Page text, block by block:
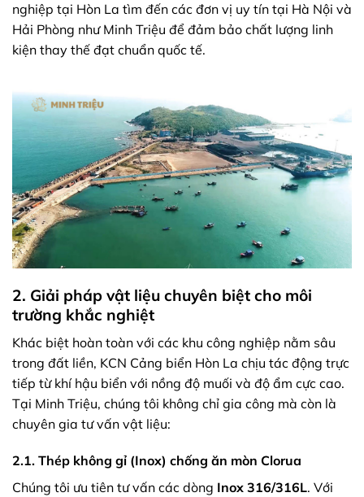
nghiệp tại Hòn La tìm đến các đơn vị uy tín tại Hà Nội và
Hải Phòng như Minh Triệu để đảm bảo chất lượng linh
kiện thay thế đạt chuẩn quốc tế.
2. Giải pháp vật liệu chuyên biệt cho môi
trường khắc nghiệt
Khác biệt hoàn toàn với các khu công nghiệp nằm sâu
trong đất liền, KCN Cảng biển Hòn La chịu tác động trực
tiếp từ khí hậu biển với nồng độ muối và độ ẩm cực cao.
Tại Minh Triệu, chúng tôi không chỉ gia công mà còn là
chuyên gia tư vấn vật liệu:
2.1. Thép không gỉ (Inox) chống ăn mòn Clorua
Chúng tôi ưu tiên tư vấn các dòng Inox 316/316L. Với